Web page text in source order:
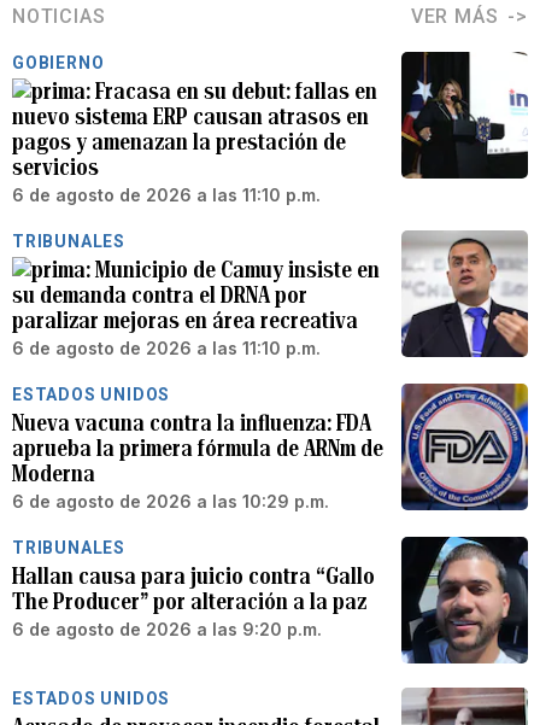
NOTICIAS VER MÁS
GOBIERNO
Fracasa en su debut: fallas en
nuevo sistema ERP causan atrasos en
pagos y amenazan la prestación de
servicios
6 de agosto de 2026 a las 11:10 p.m.
TRIBUNALES
Municipio de Camuy insiste en
su demanda contra el DRNA por
paralizar mejoras en área recreativa
6 de agosto de 2026 a las 11:10 p.m.
ESTADOS UNIDOS
Nueva vacuna contra la influenza: FDA
aprueba la primera fórmula de ARNm de
Moderna
6 de agosto de 2026 a las 10:29 p.m.
TRIBUNALES
Hallan causa para juicio contra “Gallo
The Producer” por alteración a la paz
6 de agosto de 2026 a las 9:20 p.m.
ESTADOS UNIDOS